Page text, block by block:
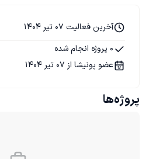
آخرین فعالیت 07 تیر 1404
0 پروژه انجام شده
عضو پونیشا از 07 تیر 1404
پروژه‌ها